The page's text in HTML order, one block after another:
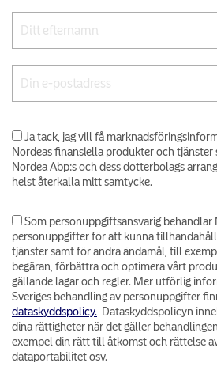
Ja tack, jag vill få
Nordeas finansiella produkter och
Nordea Abp:s och dess dotterbolags
helst återkalla mitt samtycke.
Som personuppgiftsansvarig behandlar
personuppgifter för att kunna
tjänster samt för andra ändamål, till
begäran, förbättra och optimera vårt
gällande lagar och regler. Mer utförlig
Sveriges behandling av personuppgifter
dataskyddspolicy. Dataskyddspolicyn
dina rättigheter när det gäller
exempel din rätt till åtkomst och rättelse
dataportabilitet osv.